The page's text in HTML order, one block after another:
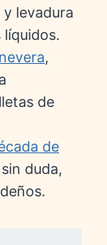
levadura
,
de
de
duda,